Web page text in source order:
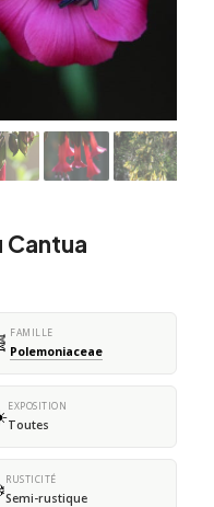
FAMILLE
Polemoniaceae
EXPOSITION
Toutes
RUSTICITÉ
Semi-rustique